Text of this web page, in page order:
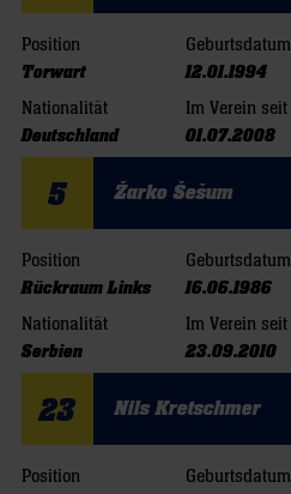
Position
Torwart
Geburtsdatum
12.01.1994
Nationalität
Deutschland
Im Verein seit
01.07.2008
5 Žarko Šešum
Position
Rückraum Links
Geburtsdatum
16.06.1986
Nationalität
Serbien
Im Verein seit
23.09.2010
23 Nils Kretschmer
Position
Geburtsdatum